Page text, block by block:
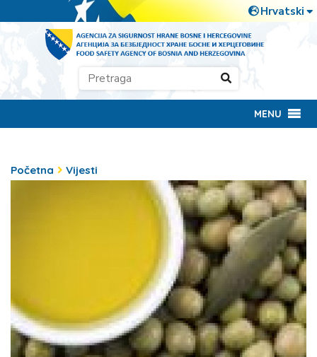
MENU
Početna Vijesti